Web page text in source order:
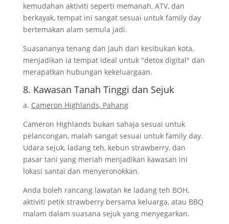
kemudahan aktiviti seperti memanah, ATV, dan
berkayak, tempat ini sangat sesuai untuk family day
bertemakan alam semula jadi.
Suasananya tenang dan jauh dari kesibukan kota,
menjadikan ia tempat ideal untuk "detox digital" dan
merapatkan hubungan kekeluargaan.
8. Kawasan Tanah Tinggi dan Sejuk
a. Cameron Highlands, Pahang
Cameron Highlands bukan sahaja sesuai untuk
pelancongan, malah sangat sesuai untuk family day.
Udara sejuk, ladang teh, kebun strawberry, dan
pasar tani yang meriah menjadikan kawasan ini
lokasi santai dan menyeronokkan.
Anda boleh rancang lawatan ke ladang teh BOH,
aktiviti petik strawberry bersama keluarga, atau BBQ
malam dalam suasana sejuk yang menyegarkan.